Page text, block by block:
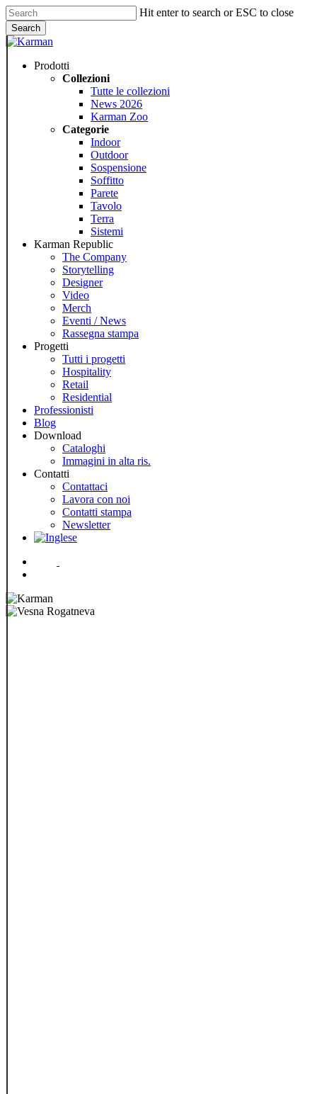
Skip
to
main
content
Hit enter to search or ESC to close
Search
Close
Menu
Prodotti
Collezioni
Tutte le collezioni
News 2026
Karman Zoo
Categorie
Indoor
Outdoor
Sospensione
Soffitto
Parete
Tavolo
Terra
Sistemi
Karman Republic
The Company
Storytelling
Designer
Video
Merch
Eventi / News
Rassegna stampa
Progetti
Tutti i progetti
Hospitality
Retail
Residential
Professionisti
Blog
Download
Cataloghi
Immagini in alta ris.
Contatti
Contattaci
Lavora con noi
Contatti stampa
Newsletter